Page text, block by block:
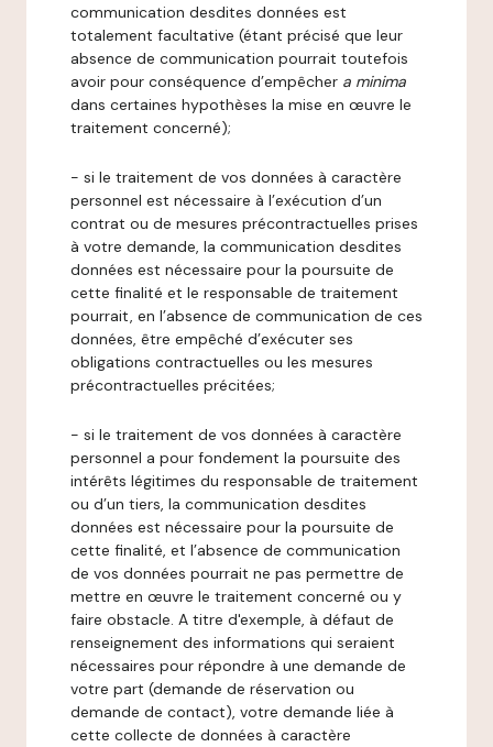
communication desdites données est
totalement facultative (étant précisé que leur
absence de communication pourrait toutefois
avoir pour conséquence d’empêcher a minima
dans certaines hypothèses la mise en œuvre le
traitement concerné);
- si le traitement de vos données à caractère
personnel est nécessaire à l’exécution d’un
contrat ou de mesures précontractuelles prises
à votre demande, la communication desdites
données est nécessaire pour la poursuite de
cette finalité et le responsable de traitement
pourrait, en l’absence de communication de ces
données, être empêché d’exécuter ses
obligations contractuelles ou les mesures
précontractuelles précitées;
- si le traitement de vos données à caractère
personnel a pour fondement la poursuite des
intérêts légitimes du responsable de traitement
ou d’un tiers, la communication desdites
données est nécessaire pour la poursuite de
cette finalité, et l’absence de communication
de vos données pourrait ne pas permettre de
mettre en œuvre le traitement concerné ou y
faire obstacle. A titre d'exemple, à défaut de
renseignement des informations qui seraient
nécessaires pour répondre à une demande de
votre part (demande de réservation ou
demande de contact), votre demande liée à
cette collecte de données à caractère